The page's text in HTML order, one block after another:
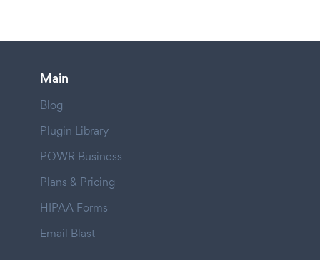
Main
Blog
Plugin Library
POWR Business
Plans & Pricing
HIPAA Forms
Email Blast